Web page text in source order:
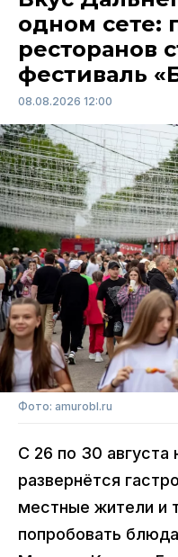
одном сете:
ресторанов
фестиваль
08.08.2026 12:00
Фото: amurobl.ru
С 26 по 30
развернётся
местные жители и
попробовать